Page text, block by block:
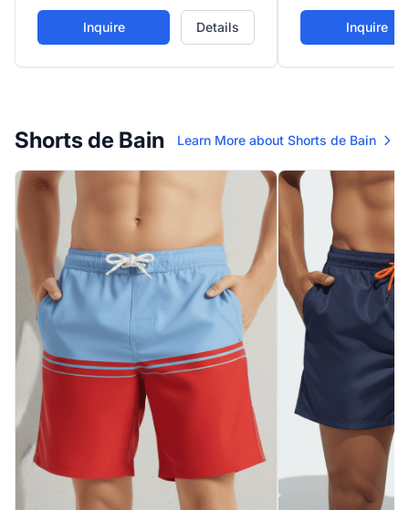
look élégant et moderne.
Inquire Details
découpe latérale
Inquire
Shorts de Bain Learn More about Shorts de Bain